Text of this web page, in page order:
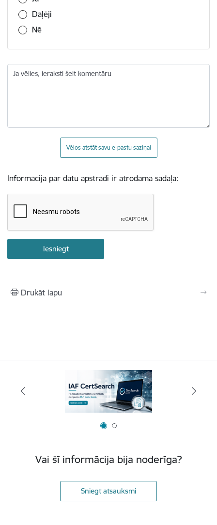
Daļēji
Nē
Ja vēlies, ieraksti šeit komentāru
Vēlos atstāt savu e-pastu saziņai
Informācija par datu apstrādi ir atrodama sadaļā:
Drukāt lapu
Vai šī informācija bija noderīga?
Sniegt atsauksmi